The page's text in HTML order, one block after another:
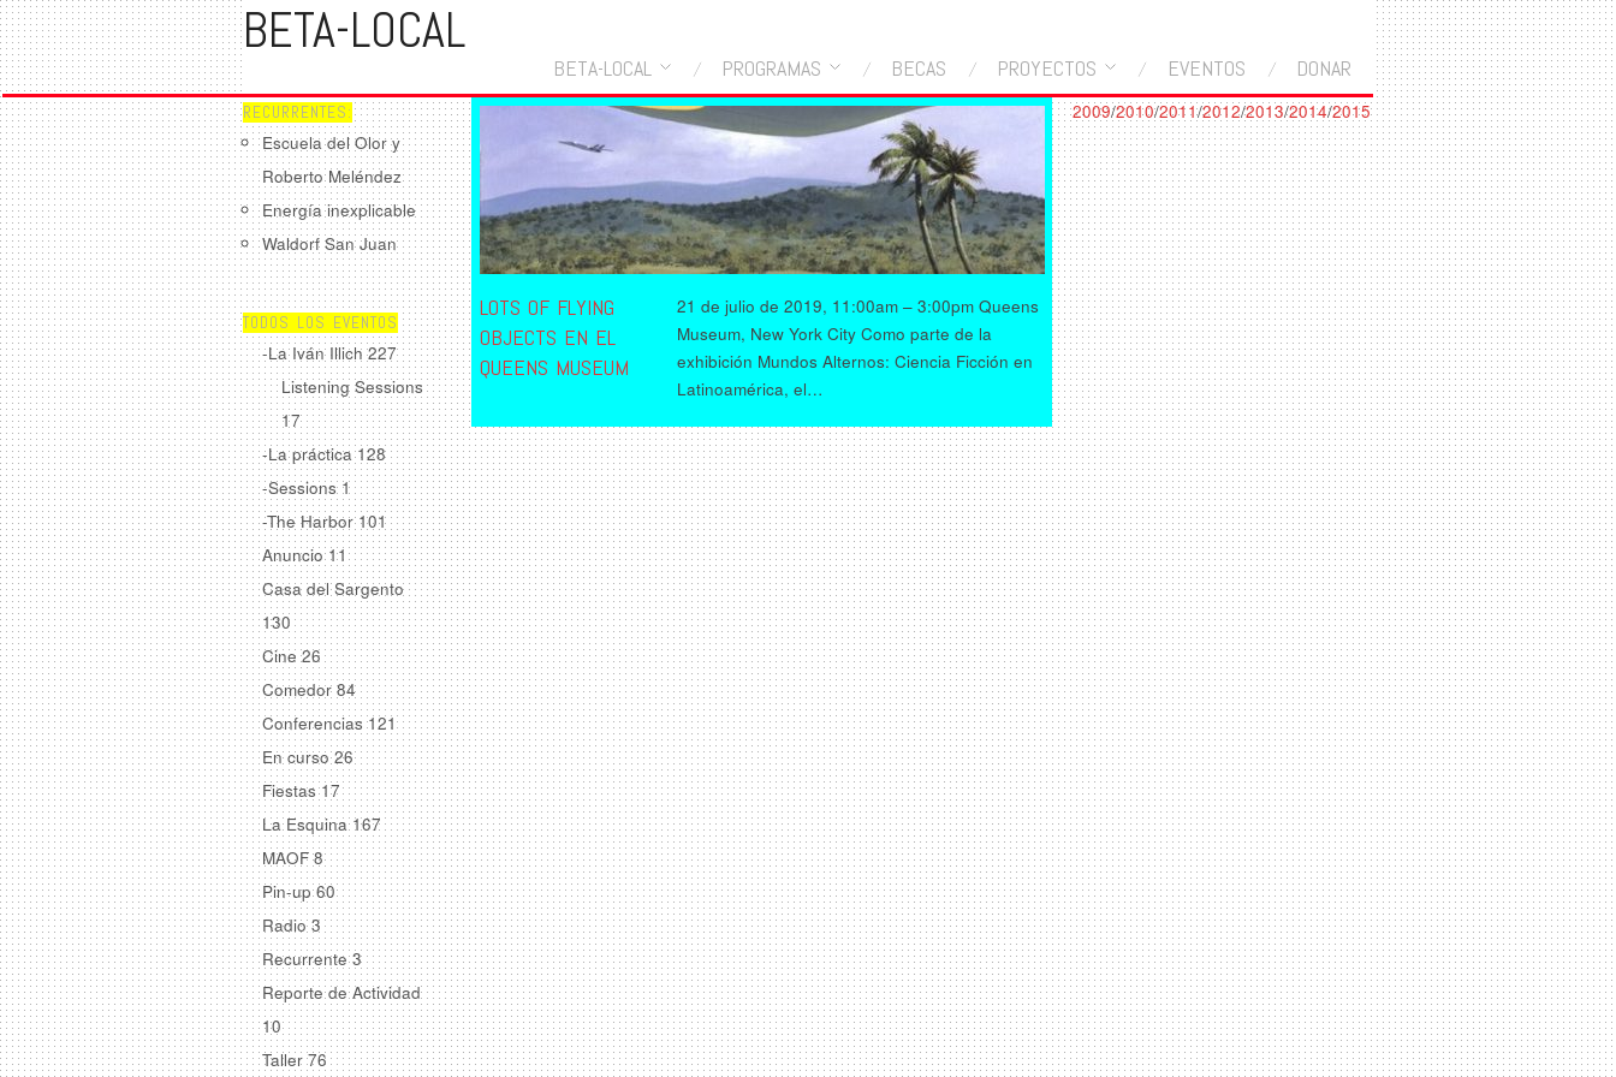
BETA-LOCAL
BETA-LOCAL PROGRAMAS BECAS PROYECTOS EVENTOS DONAR
RECURRENTES:
Escuela del Olor y
Roberto Meléndez
Energía inexplicable
Waldorf San Juan
TODOS LOS EVENTOS
-La Iván Illich227
Listening Sessions
17
-La práctica128
-Sessions 1
-The Harbor101
Anuncio11
Casa del Sargento
130
Cine26
Comedor 84
Conferencias121
En curso26
Fiestas17
La Esquina167
MAOF8
Pin-up60
Radio3
Recurrente3
Reporte de Actividad
10
Taller76
LOTS OF FLYING
OBJECTS EN EL
QUEENS MUSEUM
21 de julio de 2019, 11:00am – 3:00pm Queens
Museum, New York City Como parte de la
exhibición Mundos Alternos: Ciencia Ficción en
Latinoamérica, el…
2009/2010/2011/2012/2013/2014/2015